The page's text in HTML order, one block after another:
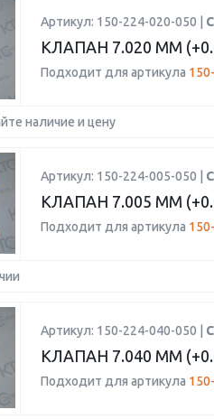
Артикул: 150-224-020-050 |
КЛАПАН 7.020 ММ
Подходит для артикула
наличие и цену
Артикул: 150-224-005-050 |
КЛАПАН 7.005 ММ
Подходит для артикула
Артикул: 150-224-040-050 |
КЛАПАН 7.040 ММ
Подходит для артикула